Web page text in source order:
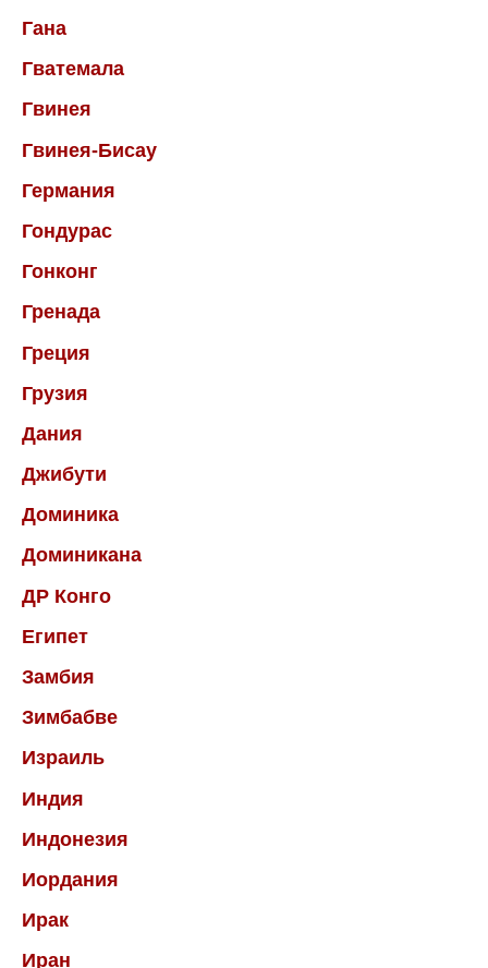
Гана
Гватемала
Гвинея
Гвинея-Бисау
Германия
Гондурас
Гонконг
Гренада
Греция
Грузия
Дания
Джибути
Доминика
Доминикана
ДР Конго
Египет
Замбия
Зимбабве
Израиль
Индия
Индонезия
Иордания
Ирак
Иран